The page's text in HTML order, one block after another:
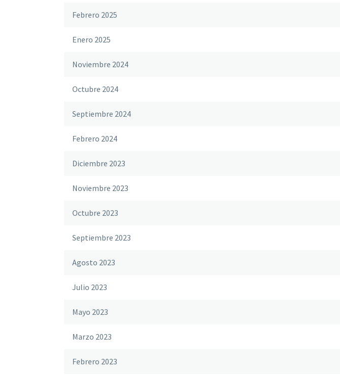
Febrero 2025
Enero 2025
Noviembre 2024
Octubre 2024
Septiembre 2024
Febrero 2024
Diciembre 2023
Noviembre 2023
Octubre 2023
Septiembre 2023
Agosto 2023
Julio 2023
Mayo 2023
Marzo 2023
Febrero 2023